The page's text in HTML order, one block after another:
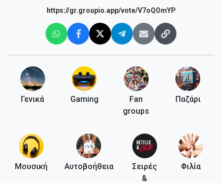
https://gr.groupio.app/vote/V7oQOmYP
Γενικά Gaming
Fan
groups
Παζάρι
Μουσική Αυτοβοήθεια
Σειρές
&
Φιλία